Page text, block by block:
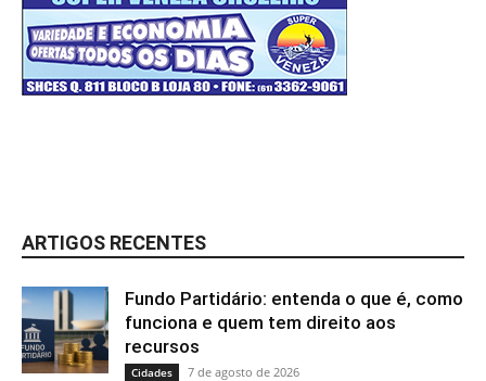
ARTIGOS RECENTES
Fundo Partidário: entenda o que é, como
funciona e quem tem direito aos
recursos
Cidades 7 de agosto de 2026